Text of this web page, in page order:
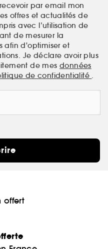
par email mon
offres et actualités de
avec l’utilisation de
de mesurer la
afin d'optimiser et
Je déclare avoir plus
de mes données
de confidentialité .
offert